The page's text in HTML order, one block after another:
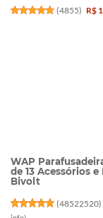
(4855) R$
WAP
de 13 Acessórios
Bivolt
(48522520)